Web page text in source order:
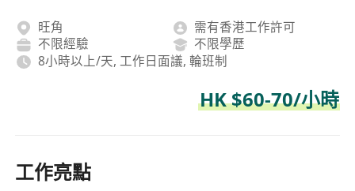
旺角
需有香港工作許可
不限經驗
不限學歷
8小時以上/天, 工作日面議, 輪班制
HK $60-70/小時
工作亮點